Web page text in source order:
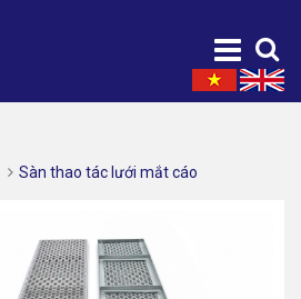
Sàn thao tác lưới mắt cáo